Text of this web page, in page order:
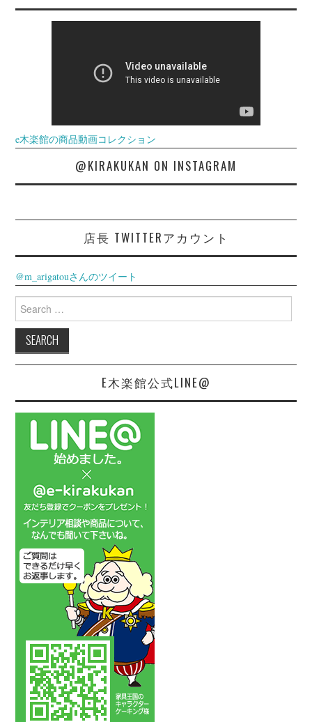
e木楽館の商品動画コレクション
@KIRAKUKAN ON INSTAGRAM
店長 TWITTERアカウント
@m_arigatouさんのツイート
Search
for:
E木楽館公式LINE@